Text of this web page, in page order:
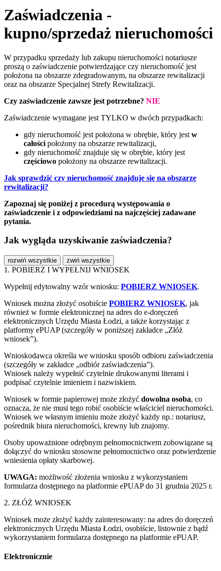
Zaświadczenia -
kupno/sprzedaż nieruchomości
W przypadku sprzedaży lub zakupu nieruchomości notariusze
proszą o zaświadczenie potwierdzające czy nieruchomość jest
położona na obszarze zdegradowanym, na obszarze rewitalizacji
oraz na obszarze Specjalnej Strefy Rewitalizacji.
Czy zaświadczenie zawsze jest potrzebne? NIE
Zaświadczenie wymagane jest TYLKO w dwóch przypadkach:
gdy nieruchomość jest położona w obrębie, który jest w
całości położony na obszarze rewitalizacji,
gdy nieruchomość znajduje się w obrębie, który jest
częściowo położony na obszarze rewitalizacji.
Jak sprawdzić czy nieruchomość znajduje się na obszarze
rewitalizacji?
Zapoznaj się poniżej z procedurą występowania o
zaświadczenie i z odpowiedziami na najczęściej zadawane
pytania.
Jak wygląda uzyskiwanie zaświadczenia?
rozwiń wszystkie zwiń wszystkie
1. POBIERZ I WYPEŁNIJ WNIOSEK
Wypełnij edytowalny wzór wniosku: POBIERZ WNIOSEK.
Wniosek można złożyć osobiście POBIERZ WNIOSEK, jak
również w formie elektronicznej na adres do e-doręczeń
elektronicznych Urzędu Miasta Łodzi, a także korzystając z
platformy ePUAP (szczegóły w poniższej zakładce „Złóż
wniosek”).
Wnioskodawca określa we wniosku sposób odbioru zaświadczenia
(szczegóły w zakładce „odbiór zaświadczenia”).
Wniosek należy wypełnić czytelnie drukowanymi literami i
podpisać czytelnie imieniem i nazwiskiem.
Wniosek w formie papierowej może złożyć dowolna osoba, co
oznacza, że nie musi tego robić osobiście właściciel nieruchomości.
Wniosek we własnym imieniu może złożyć każdy np.: notariusz,
pośrednik biura nieruchomości, krewny lub znajomy.
Osoby upoważnione odrębnym pełnomocnictwem zobowiązane są
dołączyć do wniosku stosowne pełnomocnictwo oraz potwierdzenie
wniesienia opłaty skarbowej.
UWAGA: możliwość złożenia wniosku z wykorzystaniem
formularza dostępnego na platformie ePUAP do 31 grudnia 2025 r.
2. ZŁÓŻ WNIOSEK
Wniosek może złożyć każdy zainteresowany: na adres do doręczeń
elektronicznych Urzędu Miasta Łodzi, osobiście, listownie z bądź
wykorzystaniem formularza dostępnego na platformie ePUAP.
Elektronicznie